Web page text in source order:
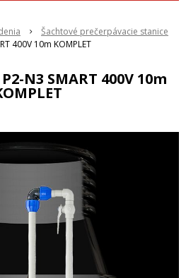
Šachtové prečerpávacie stanice
400V 10m KOMPLET
N3 SMART 400V 10m